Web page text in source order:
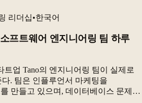
리더십•한국어
프트웨어 엔지니어링 팀 하루
트업 Tano의 엔지니어링 팀이 실제로
. 팀은 인플루언서 마케팅을
만들고 있으며, 데이터베이스 문제를